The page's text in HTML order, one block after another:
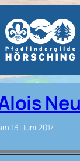
13. Juni 2017